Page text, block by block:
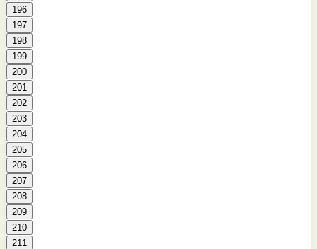
196
197
198
199
200
201
202
203
204
205
206
207
208
209
210
211